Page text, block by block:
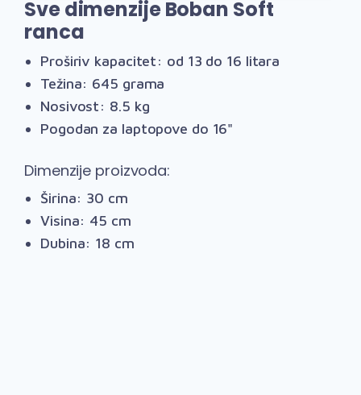
Sve dimenzije Boban Soft
ranca
Proširiv kapacitet: od 13 do 16 litara
Težina: 645 grama
Nosivost: 8.5 kg
Pogodan za laptopove do 16"
Dimenzije proizvoda:
Širina: 30 cm
Visina: 45 cm
Dubina: 18 cm